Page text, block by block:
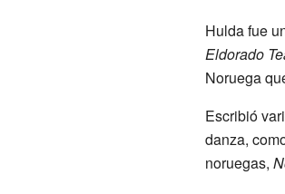
Hulda fue
Eldorado
Noruega
Escribió
danza,
noruegas,